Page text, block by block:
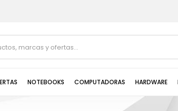
NOTEBOOKS COMPUTADORAS HARDWARE